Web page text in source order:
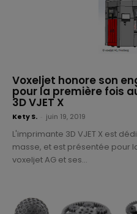
Voxeljet honore son
pour la première fois
3D VJET X
Kety S. juin 19, 2019
L'imprimante 3D VJET X est
masse, et est présentée pour
voxeljet AG et ses...